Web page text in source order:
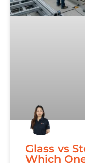
Glass vs
Which